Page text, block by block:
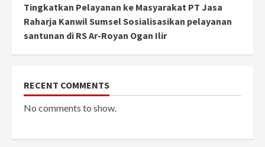
Tingkatkan Pelayanan ke Masyarakat PT Jasa
Raharja Kanwil Sumsel Sosialisasikan pelayanan
santunan di RS Ar-Royan Ogan Ilir
RECENT COMMENTS
No comments to show.